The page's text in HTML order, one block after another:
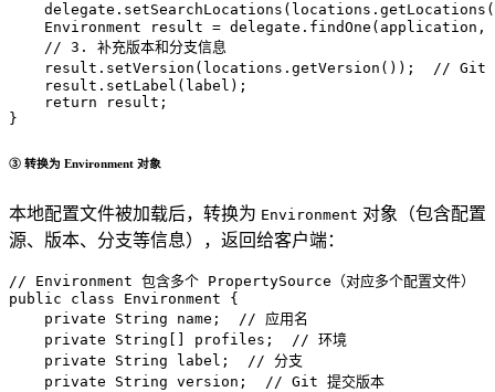
Environment
result =
// 3. 补充版本和分支信息
    result.setVersion(locations.getVersion());
// Git
    result.setLabel(label);
return result;
}
③ 转换为 Environment 对象
本地配置文件被加载后，转换为 Environment 对象（包含配置
源、版本、分支等信息），返回给客户端：
// Environment 包含多个 PropertySource（对应多个配置文件）
public
class Environment {
private String name; // 应用名
private String[] profiles; // 环境
private String label; // 分支
private String version; // Git 提交版本